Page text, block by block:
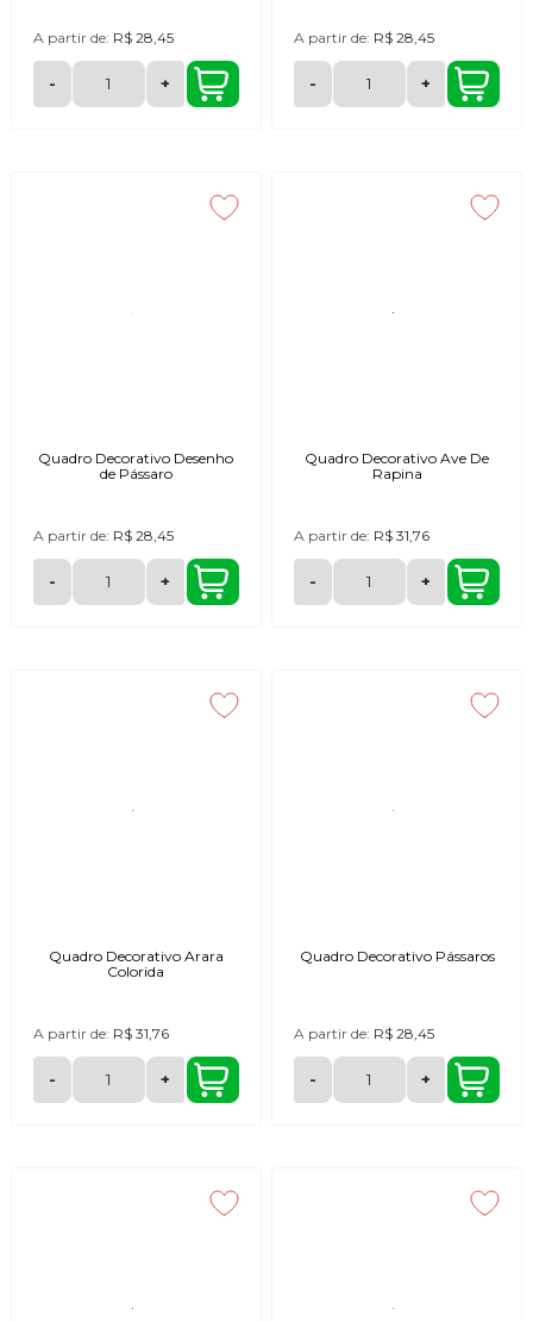
A partir de: R$ 28,45
- +
A partir de: R$ 28,45
- +
Quadro Decorativo Desenho
de Pássaro
A partir de: R$ 28,45
- +
Quadro Decorativo Ave De
Rapina
A partir de: R$ 31,76
- +
Quadro Decorativo Arara
Colorida
A partir de: R$ 31,76
- +
Quadro Decorativo Pássaros
A partir de: R$ 28,45
- +